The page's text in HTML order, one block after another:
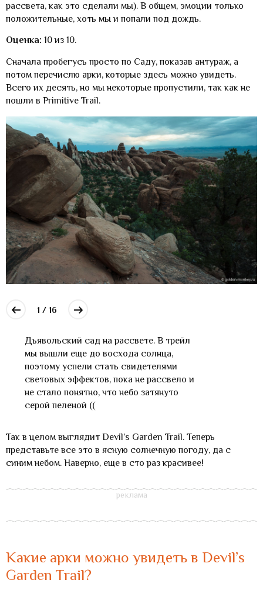
рассвета, как это сделали мы). В общем, эмоции только
положительные, хоть мы и попали под дождь.
Оценка: 10 из 10.
Сначала пробегусь просто по Саду, показав антураж, а
потом перечислю арки, которые здесь можно увидеть.
Всего их десять, но мы некоторые пропустили, так как не
пошли в Primitive Trail.
1 / 16
Дьявольский сад на рассвете. В трейл
мы вышли еще до восхода солнца,
поэтому успели стать свидетелями
световых эффектов, пока не рассвело и
не стало понятно, что небо затянуто
серой пеленой ((
Так в целом выглядит Devil’s Garden Trail. Теперь
представьте все это в ясную солнечную погоду, да с
синим небом. Наверно, еще в сто раз красивее!
Какие арки можно увидеть в Devil’s
Garden Trail?